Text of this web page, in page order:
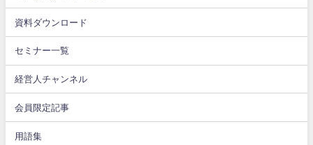
資料ダウンロード
セミナー一覧
経営人チャンネル
会員限定記事
用語集